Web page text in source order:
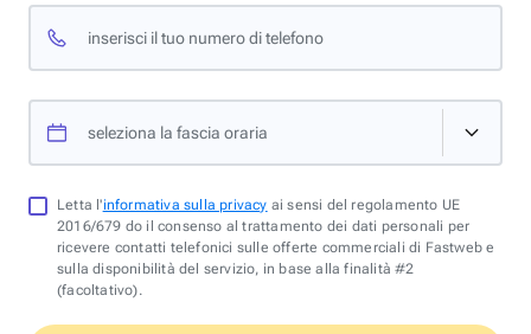
inserisci il tuo numero di telefono
seleziona la fascia oraria
Letta l'informativa sulla privacy ai sensi del regolamento UE
2016/679 do il consenso al trattamento dei dati personali per
ricevere contatti telefonici sulle offerte commerciali di Fastweb e
sulla disponibilità del servizio, in base alla finalità #2
(facoltativo).